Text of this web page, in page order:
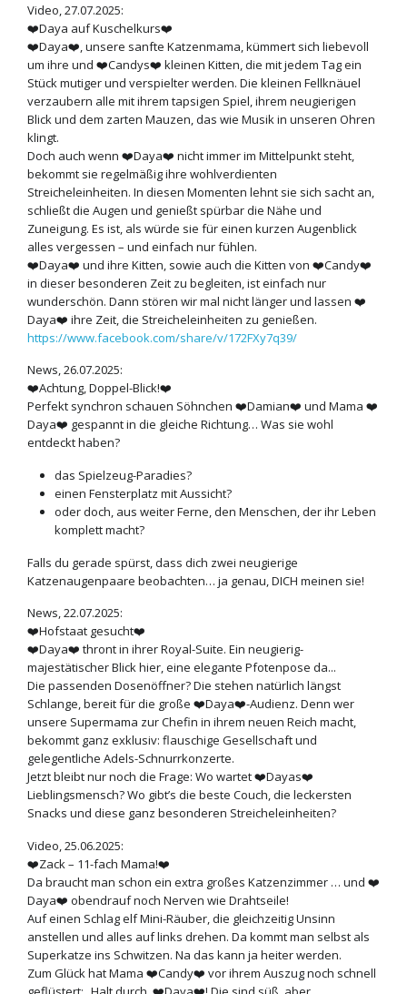
Video, 27.07.2025:
❤️Daya auf Kuschelkurs❤️
❤️Daya❤️, unsere sanfte Katzenmama, kümmert sich liebevoll
um ihre und ❤️Candys❤️ kleinen Kitten, die mit jedem Tag ein
Stück mutiger und verspielter werden. Die kleinen Fellknäuel
verzaubern alle mit ihrem tapsigen Spiel, ihrem neugierigen
Blick und dem zarten Mauzen, das wie Musik in unseren Ohren
klingt.
Doch auch wenn ❤️Daya❤️ nicht immer im Mittelpunkt steht,
bekommt sie regelmäßig ihre wohlverdienten
Streicheleinheiten. In diesen Momenten lehnt sie sich sacht an,
schließt die Augen und genießt spürbar die Nähe und
Zuneigung. Es ist, als würde sie für einen kurzen Augenblick
alles vergessen – und einfach nur fühlen.
❤️Daya❤️ und ihre Kitten, sowie auch die Kitten von ❤️Candy❤️
in dieser besonderen Zeit zu begleiten, ist einfach nur
wunderschön. Dann stören wir mal nicht länger und lassen ❤️
Daya❤️ ihre Zeit, die Streicheleinheiten zu genießen.
https://www.facebook.com/share/v/172FXy7q39/
News, 26.07.2025:
❤️Achtung, Doppel-Blick!❤️
Perfekt synchron schauen Söhnchen ❤️Damian❤️ und Mama ❤️
Daya❤️ gespannt in die gleiche Richtung… Was sie wohl
entdeckt haben?
das Spielzeug-Paradies?
einen Fensterplatz mit Aussicht?
oder doch, aus weiter Ferne, den Menschen, der ihr Leben
komplett macht?
Falls du gerade spürst, dass dich zwei neugierige
Katzenaugenpaare beobachten… ja genau, DICH meinen sie!
News, 22.07.2025:
❤️Hofstaat gesucht❤️
❤️Daya❤️ thront in ihrer Royal-Suite. Ein neugierig-
majestätischer Blick hier, eine elegante Pfotenpose da...
Die passenden Dosenöffner? Die stehen natürlich längst
Schlange, bereit für die große ❤️Daya❤️-Audienz. Denn wer
unsere Supermama zur Chefin in ihrem neuen Reich macht,
bekommt ganz exklusiv: flauschige Gesellschaft und
gelegentliche Adels-Schnurrkonzerte.
Jetzt bleibt nur noch die Frage: Wo wartet ❤️Dayas❤️
Lieblingsmensch? Wo gibt’s die beste Couch, die leckersten
Snacks und diese ganz besonderen Streicheleinheiten?
Video, 25.06.2025:
❤️Zack – 11-fach Mama!❤️
Da braucht man schon ein extra großes Katzenzimmer … und ❤️
Daya❤️ obendrauf noch Nerven wie Drahtseile!
Auf einen Schlag elf Mini-Räuber, die gleichzeitig Unsinn
anstellen und alles auf links drehen. Da kommt man selbst als
Superkatze ins Schwitzen. Na das kann ja heiter werden.
Zum Glück hat Mama ❤️Candy❤️ vor ihrem Auszug noch schnell